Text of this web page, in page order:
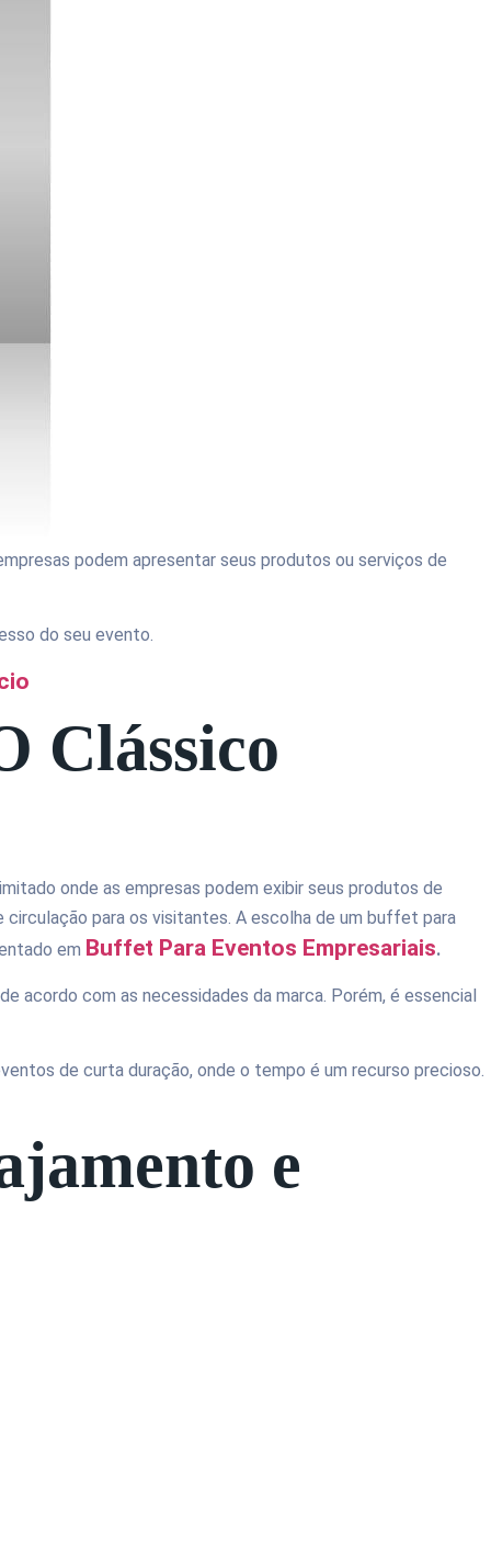
podem apresentar seus produtos ou serviços de
do seu evento.
Clássico
onde as empresas podem exibir seus produtos de
circulação para os visitantes. A escolha de um buffet para
em Buffet Para Eventos Empresariais.
acordo com as necessidades da marca. Porém, é essencial
de curta duração, onde o tempo é um recurso precioso.
e